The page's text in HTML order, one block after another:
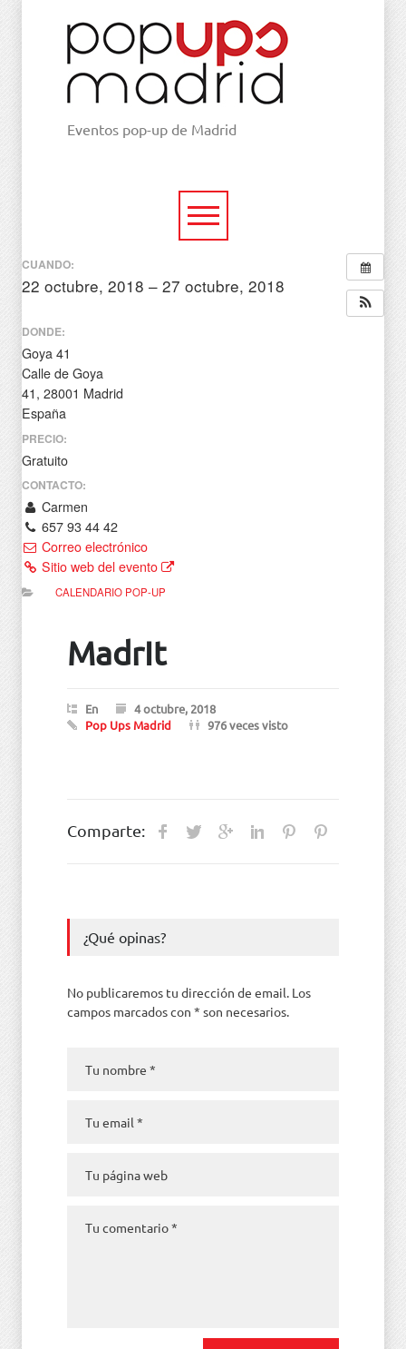
Eventos pop-up de Madrid
CUANDO:
22 octubre, 2018 – 27 octubre, 2018
DONDE:
Goya 41
Calle de Goya
41, 28001 Madrid
España
PRECIO:
Gratuito
CONTACTO:
Carmen
657 93 44 42
Correo electrónico
Sitio web del evento
CALENDARIO POP-UP
MadrIt
En
4 octubre, 2018
Pop Ups Madrid
976 veces visto
Comparte:
¿Qué opinas?
No publicaremos tu dirección de email. Los
campos marcados con * son necesarios.